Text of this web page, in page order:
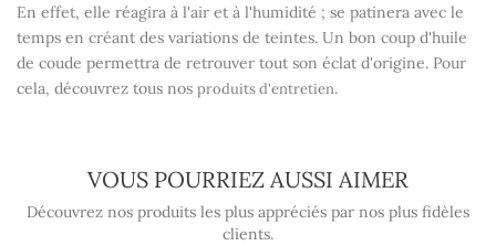
En effet, elle réagira à l'air et à l'humidité ; se patinera avec le
temps en créant des variations de teintes. Un bon coup d'huile
de coude permettra de retrouver tout son éclat d'origine. Pour
cela, découvrez tous nos produits d'entretien.
VOUS POURRIEZ AUSSI AIMER
Découvrez nos produits les plus appréciés par nos plus fidèles
clients.